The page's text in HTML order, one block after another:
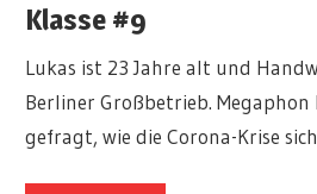
Klasse #9
Lukas ist 23 Jahre alt und
Berliner Großbetrieb.
gefragt, wie die Corona-Krise sich